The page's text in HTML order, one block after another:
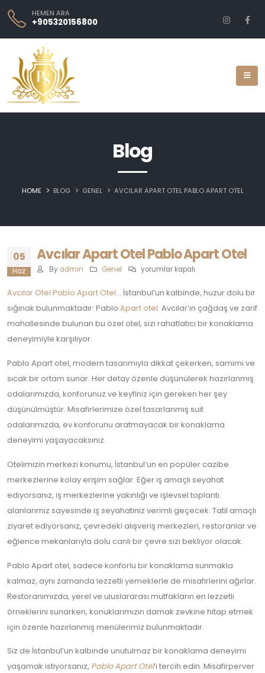
HEMEN ARA
+905320156800
Blog
HOME BLOG GENEL AVCILAR APART OTEL PABLO APART OTEL
05
Haz
Avcılar Apart Otel Pablo Apart Otel
By admin Genel
Avcılar
Pablo
Otel
yorumlar kapalı
Avcılar Otel Pablo Apart Otel… İstanbul’un kalbinde, huzur dolu bir
sığınak bulunmaktadır: Pablo Apart otel. Avcılar’ın çağdaş ve zarif
mahallesinde bulunan bu özel otel, sizi rahatlatıcı bir konaklama
deneyimiyle karşılıyor.
Pablo Apart otel, modern tasarımıyla dikkat çekerken, samimi ve
sıcak bir ortam sunar. Her detay özenle düşünülerek hazırlanmış
odalarımızda, konforunuz ve keyfiniz için gereken her şey
düşünülmüştür. Misafirlerimize özel tasarlanmış suit
odalarımızda, ev konforunu aratmayacak bir konaklama
deneyimi yaşayacaksınız.
Otelimizin merkezi konumu, İstanbul’un en popüler cazibe
merkezlerine kolay erişim sağlar. Eğer iş amaçlı seyahat
ediyorsanız, iş merkezlerine yakınlığı ve işlevsel toplantı
alanlarımız sayesinde iş seyahatiniz verimli geçecek. Tatil amaçlı
ziyaret ediyorsanız, çevredeki alışveriş merkezleri, restoranlar ve
eğlence mekanlarıyla dolu canlı bir çevre sizi bekliyor olacak.
Pablo Apart otel, sadece konforlu bir konaklama sunmakla
kalmaz, aynı zamanda lezzetli yemeklerle de misafirlerini ağırlar.
Restoranımızda, yerel ve uluslararası mutfakların en lezzetli
örneklerini sunarken, konuklarımızın damak zevkine hitap etmek
için özenle hazırlanmış menülerimiz bulunmaktadır.
Siz de İstanbul’un kalbinde unutulmaz bir konaklama deneyimi
yaşamak istiyorsanız, Pablo Apart Otel’i tercih edin. Misafirperver